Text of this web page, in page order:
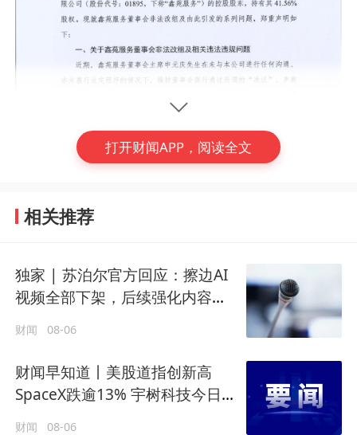
# 维权 #鑫苑地产 # 鑫苑服务
本运作。
shenwei@mycaiwen.com
willexpresso1019
打开财闻APP，阅读全文
相关推荐
独家 | 苏泊尔官方回应：擦边AI
视频全部下架，后续强化内容审
核
财闻 08-06
财闻早知道丨美股道指创新高
SpaceX跌逾13% 宇树科技今日确
财闻 08-06